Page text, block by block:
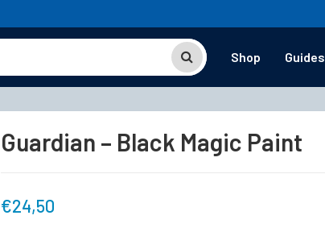
Shop Guides
Guardian – Black Magic Paint
€24,50